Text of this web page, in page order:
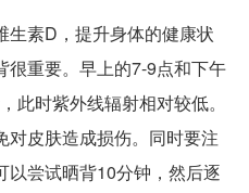
生素D，提升身体的健康状
很重要。早上的7-9点和下午
此时紫外线辐射相对较低。
对皮肤造成损伤。同时要注
以尝试晒背10分钟，然后逐